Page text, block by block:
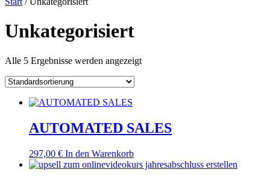
Unkategorisiert
Alle 5 Ergebnisse werden angezeigt
AUTOMATED SALES
297,00 € In den Warenkorb